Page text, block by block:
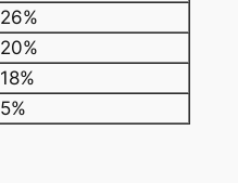
26%
20%
18%
5%